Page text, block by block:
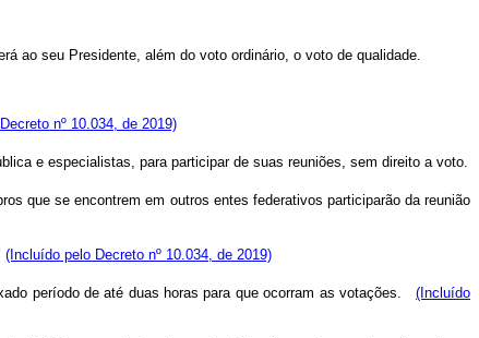
ao seu Presidente, além do voto ordinário, o voto de qualidade.
nº 10.034, de 2019)
e especialistas, para participar de suas reuniões, sem direito a voto.
que se encontrem em outros entes federativos participarão da reunião
(Incluído pelo Decreto nº 10.034, de 2019)
período de até duas horas para que ocorram as votações. (Incluído